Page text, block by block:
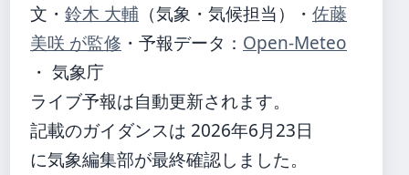
文・ 鈴木 大輔 （気象・気候担当） ・ 佐藤
美咲 が監修 ・ 予報データ： Open-Meteo
・ 気象庁
ライブ予報は自動更新されます。
記載のガイダンスは 2026年6月23日
に気象編集部が最終確認しました。